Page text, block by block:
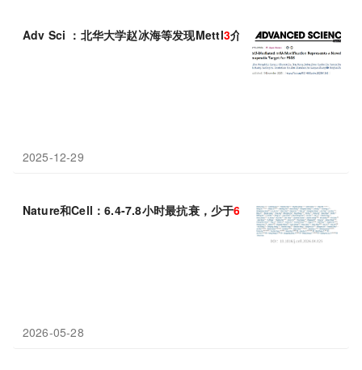
Adv Sci ：北华大学赵冰海等发现Mettl3介导的m6A修饰是FSGS
2025-12-29
Nature和Cell：6.4-7.8小时最抗衰，少于6 小时死亡风险激增
2026-05-28